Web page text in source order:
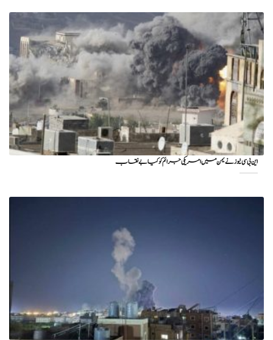
این بی سی نیوز نے یمن میں امریکی جرائم کو کیا بے نقاب